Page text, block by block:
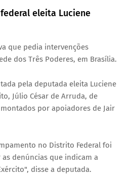
eleita Luciene
que pedia intervenções
dos Três Poderes, em Brasília.
pela deputada eleita Luciene
Júlio César de Arruda, de
por apoiadores de Jair
no Distrito Federal foi
denúncias que indicam a
disse a deputada.